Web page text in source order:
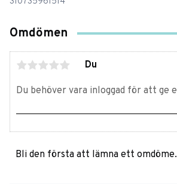
Omdömen
Du
Bli den första att lämna ett omdöme.